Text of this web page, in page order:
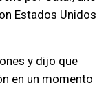
Estados Unidos
y dijo que
en un momento